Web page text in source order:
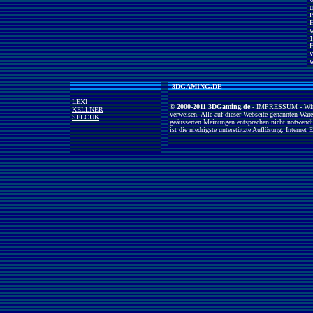
LEXI
KELLNER
SELCUK
3DGAMING.DE
© 2000-2011 3DGaming.de-IMPRESSUM- Wir
verweisen. Alle auf dieser Webseite genannten
geäusserten Meinungen entsprechen nicht
ist die niedrigste unterstützte Auflösung. Internet